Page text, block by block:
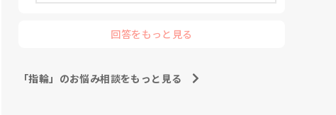
回答をもっと見る
「指輪」のお悩み相談をもっと見る